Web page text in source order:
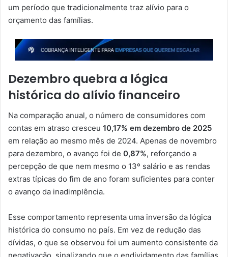
um período que tradicionalmente traz alívio para o
orçamento das famílias.
Dezembro quebra a lógica
histórica do alívio financeiro
Na comparação anual, o número de consumidores com
contas em atraso cresceu 10,17% em dezembro de 2025
em relação ao mesmo mês de 2024. Apenas de novembro
para dezembro, o avanço foi de 0,87%, reforçando a
percepção de que nem mesmo o 13º salário e as rendas
extras típicas do fim de ano foram suficientes para conter
o avanço da inadimplência.
Esse comportamento representa uma inversão da lógica
histórica do consumo no país. Em vez de redução das
dívidas, o que se observou foi um aumento consistente da